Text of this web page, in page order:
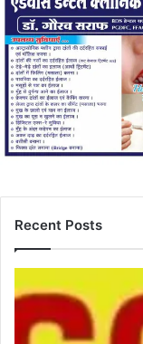
Recent Posts